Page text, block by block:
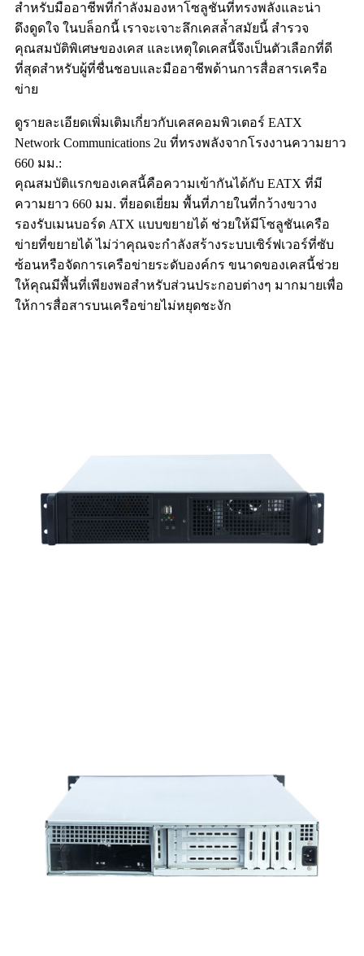
สำหรับมืออาชีพที่กำลังมองหาโซลูชันที่ทรงพลังและน่า
ดึงดูดใจ ในบล็อกนี้ เราจะเจาะลึกเคสล้ำสมัยนี้ สำรวจ
คุณสมบัติพิเศษของเคส และเหตุใดเคสนี้จึงเป็นตัวเลือกที่ดี
ที่สุดสำหรับผู้ที่ชื่นชอบและมืออาชีพด้านการสื่อสารเครือ
ข่าย
ดูรายละเอียดเพิ่มเติมเกี่ยวกับเคสคอมพิวเตอร์ EATX
Network Communications 2u ที่ทรงพลังจากโรงงานความยาว
660 มม.:
คุณสมบัติแรกของเคสนี้คือความเข้ากันได้กับ EATX ที่มี
ความยาว 660 มม. ที่ยอดเยี่ยม พื้นที่ภายในที่กว้างขวาง
รองรับเมนบอร์ด ATX แบบขยายได้ ช่วยให้มีโซลูชันเครือ
ข่ายที่ขยายได้ ไม่ว่าคุณจะกำลังสร้างระบบเซิร์ฟเวอร์ที่ซับ
ซ้อนหรือจัดการเครือข่ายระดับองค์กร ขนาดของเคสนี้ช่วย
ให้คุณมีพื้นที่เพียงพอสำหรับส่วนประกอบต่างๆ มากมายเพื่อ
ให้การสื่อสารบนเครือข่ายไม่หยุดชะงัก